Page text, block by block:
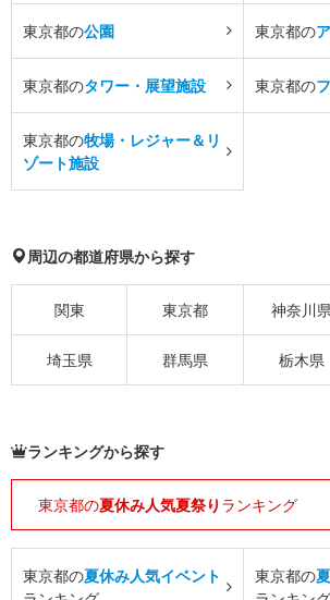
東京都の公園 東京都の
東京都のタワー・展望施設 東京都の
東京都の牧場・レジャー＆リ
ゾート施設
周辺の都道府県から探す
関東 東京都 神奈川県
埼玉県 群馬県 栃木県
ランキングから探す
東京都の夏休み人気夏祭り ランキング
東京都の夏休み人気イベント
東京都の